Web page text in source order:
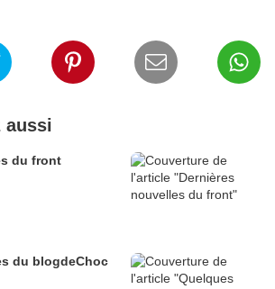
aussi
du front
du blogdeChoc